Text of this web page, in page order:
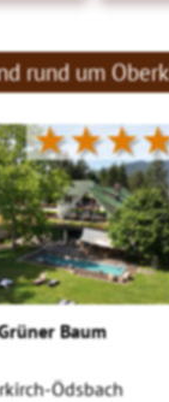
rund um
Baum
Ödsbach